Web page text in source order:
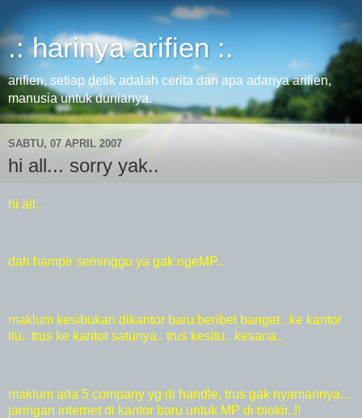
.: harinya arifien :.
arifien, setiap detik adalah cerita dan apa adanya arifien,
manusia untuk dunianya.
SABTU, 07 APRIL 2007
hi all... sorry yak..
hi all..
dah hampir seminggu ya gak ngeMP..
maklum kesibukan dikantor baru beribet banget.. ke kantor
itu.. trus ke kantor satunya.. trus kesitu.. kesana..
maklum ada 5 company yg di handle, trus gak nyamannya...
jaringan internet di kantor baru untuk MP di blokir..!!